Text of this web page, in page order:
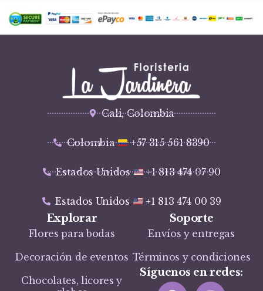
Cali, Colombia
Colombia +57 315 561 8390
Estados Unidos +1 813 474 07 90
Estados Unidos +1 813 474 00 39
Explorar
Flores para bodas
Decoración de eventos
Chocolates, licores y
Soporte
Envíos y entregas
Términos y condiciones
Síguenos en redes: